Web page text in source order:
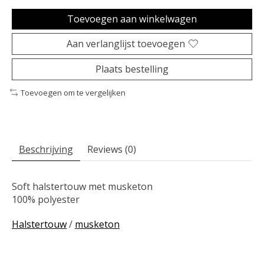
Toevoegen aan winkelwagen
Aan verlanglijst toevoegen
Plaats bestelling
Toevoegen om te vergelijken
Beschrijving Reviews (0)
Soft halstertouw met musketon
100% polyester
Halstertouw/ musketon